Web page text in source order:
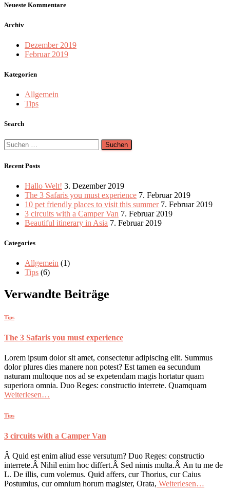
Neueste Kommentare
Archiv
Dezember 2019
Februar 2019
Kategorien
Allgemein
Tips
Search
Suchen
nach:
Recent Posts
Hallo Welt! 3. Dezember 2019
The 3 Safaris you must experience 7. Februar 2019
10 pet friendly places to visit this summer 7. Februar 2019
3 circuits with a Camper Van 7. Februar 2019
Beautiful itinerary in Asia 7. Februar 2019
Categories
Allgemein (1)
Tips (6)
Verwandte Beiträge
Tips
The 3 Safaris you must experience
Lorem ipsum dolor sit amet, consectetur adipiscing elit. Summus
dolor plures dies manere non potest? Est tamen ea secundum
naturam multoque nos ad se expetendam magis hortatur quam
superiora omnia. Duo Reges: constructio interrete. Quamquam
Weiterlesen…
Tips
3 circuits with a Camper Van
Â Quid est enim aliud esse versutum? Duo Reges: constructio
interrete.Â Nihil enim hoc differt.Â Sed nimis multa.Â An tu me de
L. De illis, cum volemus. Quid affers, cur Thorius, cur Caius
Postumius, cur omnium horum magister, Orata, Weiterlesen…